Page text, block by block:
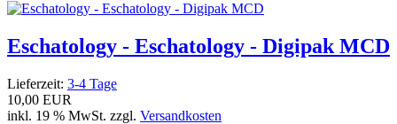
Eschatology - Eschatology - Digipak MCD
Lieferzeit: 3-4 Tage
10,00 EUR
inkl. 19 % MwSt. zzgl. Versandkosten